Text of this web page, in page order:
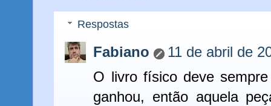
Respostas
Fabiano
11 de abril de
O livro físico deve
ganhou, então aquela